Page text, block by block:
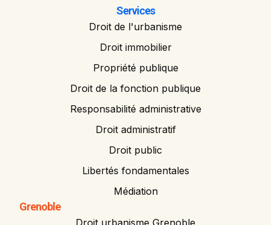
Services
Droit de l'urbanisme
Droit immobilier
Propriété publique
Droit de la fonction publique
Responsabilité administrative
Droit administratif
Droit public
Libertés fondamentales
Médiation
Grenoble
Droit urbanisme Grenoble